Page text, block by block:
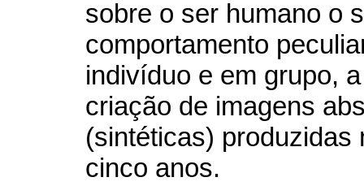
sobre o ser humano o
comportamento
indivíduo e em grupo,
criação de imagens
(sintéticas) produzidas
cinco anos.